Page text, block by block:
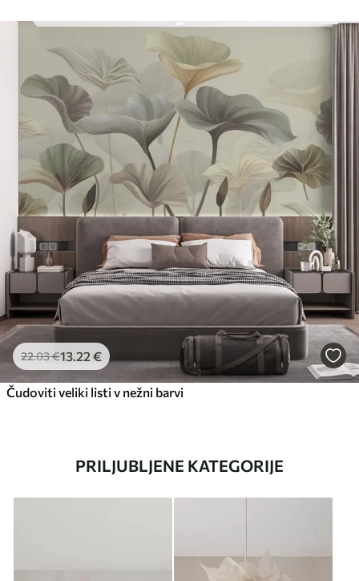
22.03€13.22 €
Čudoviti veliki listi v nežni barvi
PRILJUBLJENE KATEGORIJE